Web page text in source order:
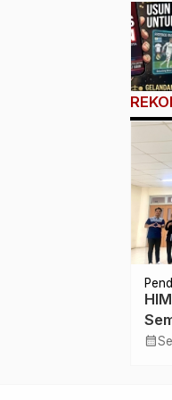
calendar_month